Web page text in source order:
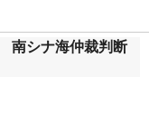
南シナ海仲裁判断